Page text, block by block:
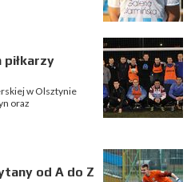
piłkarzy
w Olsztynie
oraz
od A do Z